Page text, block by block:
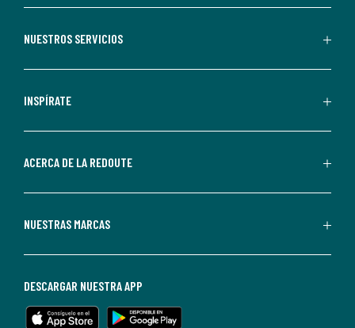
aceptas
comerciales
personalizadas
parte
Redoute.
de
en
NUESTROS SERVICIOS
INSPÍRATE
ACERCA DE LA REDOUTE
NUESTRAS MARCAS
DESCARGAR NUESTRA APP